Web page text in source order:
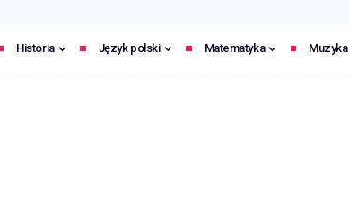
Historia Język polski Matematyka Muzyka